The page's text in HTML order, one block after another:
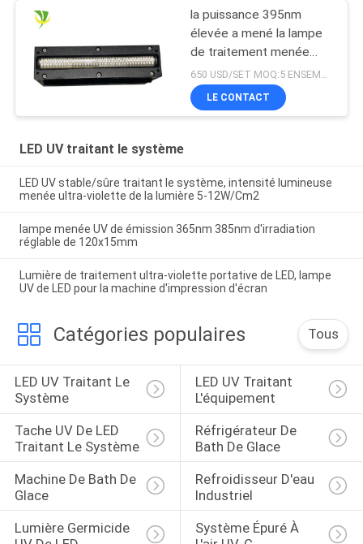
la puissance 395nm
élevée a mené la lampe
de traitement menée
ultra-violette pour
l'imprimante UV à plat
LE CONTACT
LED UV traitant le système
LED UV stable/sûre traitant le système, intensité lumineuse
menée ultra-violette de la lumière 5-12W/Cm2
lampe menée UV de émission 365nm 385nm d'irradiation
réglable de 120x15mm
Lumière de traitement ultra-violette portative de LED, lampe
UV de LED pour la machine d'impression d'écran
Catégories populaires Tous
LED UV Traitant Le
Système
LED UV Traitant
L'équipement
Tache UV De LED
Traitant Le Système
Réfrigérateur De
Bath De Glace
Machine De Bath De
Glace
Refroidisseur D'eau
Industriel
Lumière Germicide
Système Épuré À